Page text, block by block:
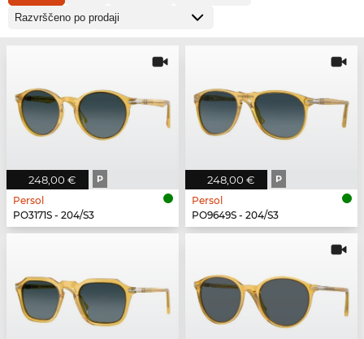
248,00 € P
Persol
PO3171S - 204/S3
248,00 € P
Persol
PO9649S - 204/S3